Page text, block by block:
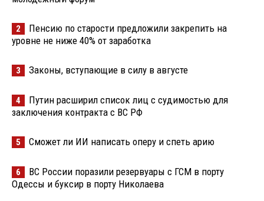
2
Пенсию по старости предложили закрепить на
уровне не ниже 40% от заработка
3 Законы, вступающие в силу в августе
4
Путин расширил список лиц с судимостью для
заключения контракта с ВС РФ
5 Сможет ли ИИ написать оперу и спеть арию
6
ВС России поразили резервуары с ГСМ в порту
Одессы и буксир в порту Николаева